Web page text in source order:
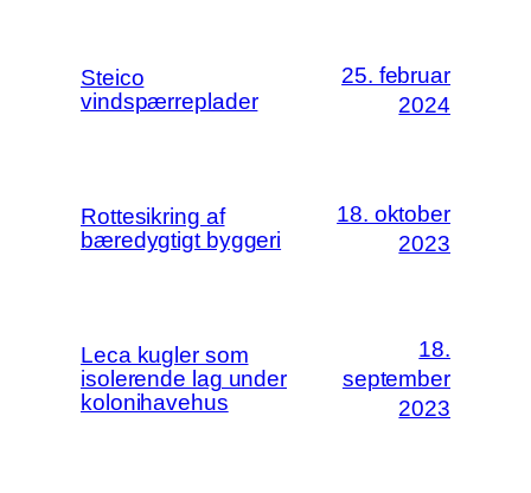
Steico
vindspærreplader
25. februar
2024
Rottesikring af
bæredygtigt byggeri
18. oktober
2023
Leca kugler som
isolerende lag under
kolonihavehus
18.
september
2023